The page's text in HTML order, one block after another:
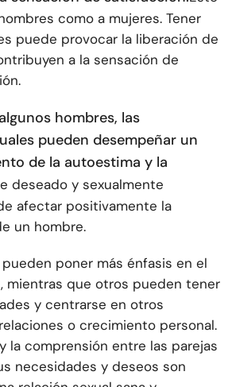
como a mujeres. Tener
puede provocar la liberación de
a la sensación de
hombres, las
pueden desempeñar un
de la autoestima y la
deseado y sexualmente
afectar positivamente la
un hombre.
poner más énfasis en el
mientras que otros pueden tener
y centrarse en otros
o crecimiento personal.
la comprensión entre las parejas
necesidades y deseos son